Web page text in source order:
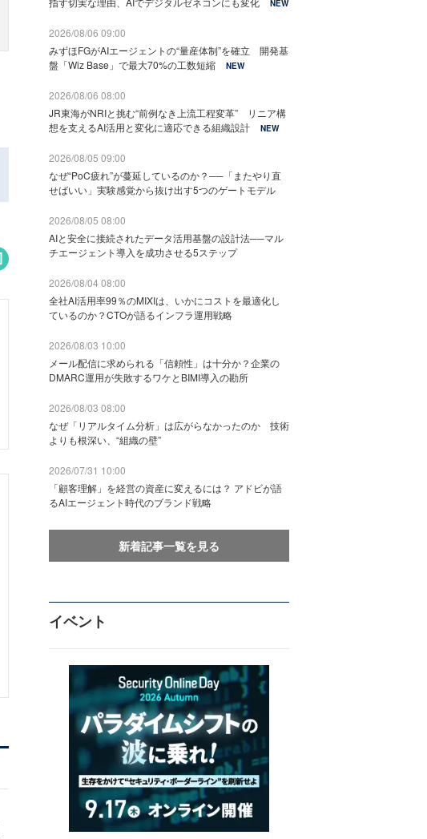
NEW
2026/08/06 09:00
みずほFGがAIエージェントの“量産体制”を確立 開発基
盤「Wiz Base」で最大70%の工数短縮
NEW
2026/08/06 08:00
JR東海がNRIと挑む“前例なき上流工程変革” リニア構
想を支えるAI活用と変化に適応できる組織設計
NEW
2026/08/05 09:00
なぜ“PoC疲れ”が蔓延しているのか？──「またやり直
せばいい」実験感覚から抜け出す5つのゲートモデル
2026/08/05 08:00
AIと安全に接続されたデータ活用基盤の設計法──マル
チエージェント導入を成功させる5ステップ
2026/08/04 08:00
全社AI活用率99％のMIXIは、いかにコストを最適化し
ているのか？CTOが語るインフラ運用戦略
2026/08/03 10:00
メール配信に求められる「信頼性」は十分か？企業の
DMARC運用が失敗するワケとBIMI導入の勘所
2026/08/03 08:00
なぜ「リアルタイム分析」は広がらなかったのか 技術
よりも根深い、“組織の壁”
2026/07/31 10:00
「顧客理解」を経営の資産に変えるには？ アドビが語
るAIエージェント時代のブランド戦略
新着記事一覧を見る
イベント